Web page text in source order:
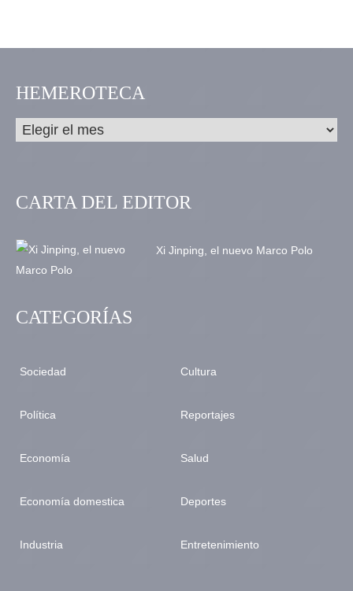
HEMEROTECA
CARTA DEL EDITOR
Xi Jinping, el nuevo Marco Polo
CATEGORÍAS
Sociedad
Política
Economía
Economía domestica
Industria
Cultura
Reportajes
Salud
Deportes
Entretenimiento